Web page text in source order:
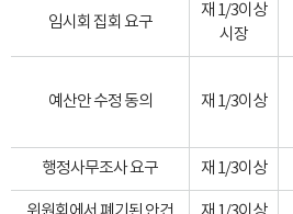
임시회 집회 요구
재 1/3이상
시장
예산안 수정 동의 재 1/3이상
행정사무조사 요구 재 1/3이상